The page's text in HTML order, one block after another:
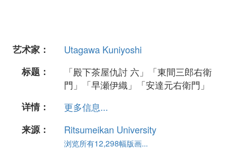
艺术家：
Utagawa Kuniyoshi
标题：
「殿下茶屋仇討 六」「東間三郎右衛
門」「早瀬伊織」「安達元右衛門」
详情：
更多信息...
来源：
Ritsumeikan University
浏览所有12,298幅版画...